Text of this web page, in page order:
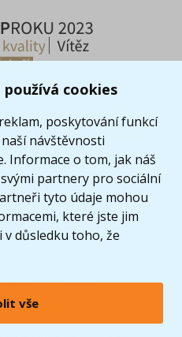
cookies
poskytování funkcí
návštěvnosti
Informace o tom, jak náš
partnery pro sociální
tyto údaje mohou
které jste jim
důsledku toho, že
vše
4kids.cz
známkami společnosti LEGO Group. ©